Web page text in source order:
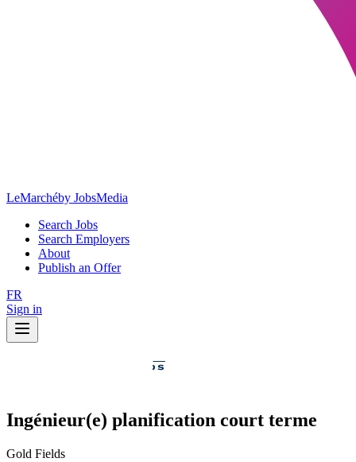
LeMarchéby JobsMedia
Search Jobs
Search Employers
About
Publish an Offer
FR
Sign in
Ingénieur(e) planification court terme
Gold Fields